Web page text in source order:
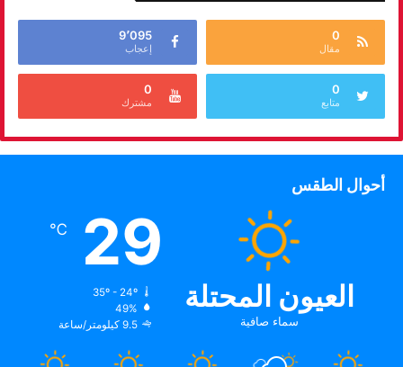
0
مقال
9٬095
إعجاب
0
متابع
0
مشترك
أحوال الطقس
العيون المحتلة
سماء صافية
29
℃
35º - 24º
49%
9.5 كيلومتر/ساعة